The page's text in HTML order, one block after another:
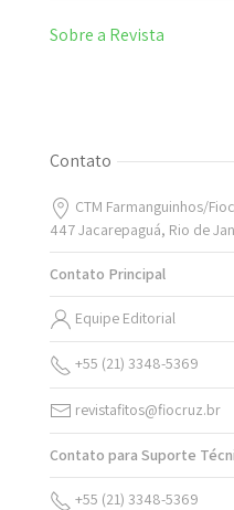
Sobre a Revista
Contato
CTM Farmanguinhos/
447 Jacarepaguá, Rio de
Contato Principal
Equipe Editorial
+55 (21) 3348-5369
revistafitos@fiocruz.br
Contato para Suporte
+55 (21) 3348-5369